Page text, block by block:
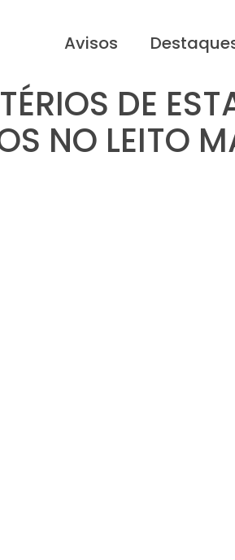
Avisos
DE
NO LEITO